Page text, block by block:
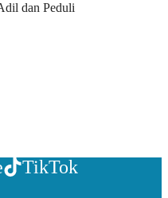
dan Peduli
TikTok